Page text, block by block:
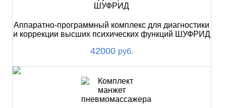
Аппаратно-программный комплекс для диагностики
и коррекции высших психических функций ШУФРИД
42000 руб.